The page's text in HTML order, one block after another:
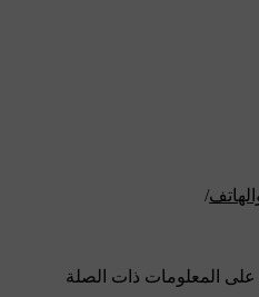
/
المعلومات ذات الصلة